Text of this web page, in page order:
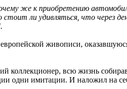
же к приобретению
ли удивляться, что через
живописи,
коллекционер, всю жизнь
одни имитации. И наложил на